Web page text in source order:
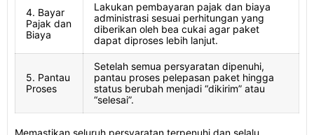
4. Bayar
Pajak dan
Biaya
Lakukan pembayaran pajak dan biaya
administrasi sesuai perhitungan yang
diberikan oleh bea cukai agar paket
dapat diproses lebih lanjut.
5. Pantau
Proses
Setelah semua persyaratan dipenuhi,
pantau proses pelepasan paket hingga
status berubah menjadi “dikirim” atau
“selesai”.
Memastikan seluruh persyaratan terpenuhi dan selalu